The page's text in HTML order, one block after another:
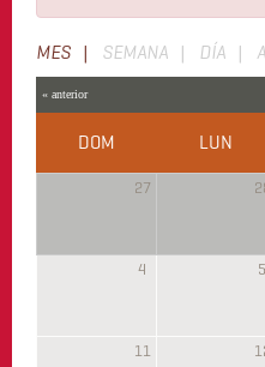
Solapas
principales
MES (SOLAPA
ACTIVA)
SEMANA DÍA
« anterior
DOM LUN
27
4 5
11